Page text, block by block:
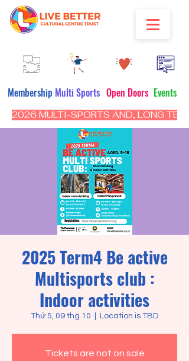
Multi Sports Open Doors Events
Membership
2026 MULTI-SPORTS AND, LONG
2025 Term4 Be active
Multisports club :
Indoor activities
Thứ 5, 09 thg 10 Location is TBD
Tickets are not on sale